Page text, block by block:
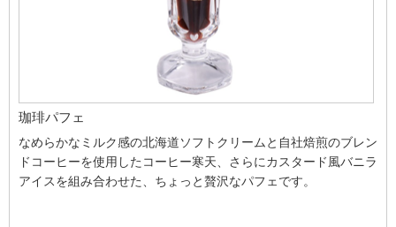
珈琲パフェ
なめらかなミルク感の北海道ソフトクリームと自社焙煎のブレン
ドコーヒーを使用したコーヒー寒天、さらにカスタード風バニラ
アイスを組み合わせた、ちょっと贅沢なパフェです。